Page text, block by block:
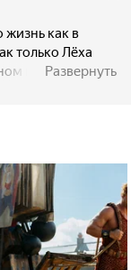
жизнь как в
только Лёха
княжестве,
И впервые
что голова
помогает
который
огромный
Развернуть